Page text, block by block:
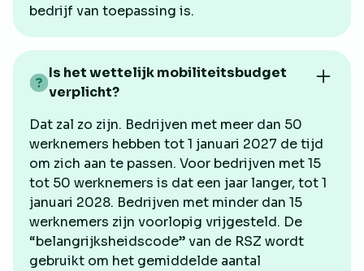
bedrijf van toepassing is.
Is het wettelijk mobiliteitsbudget
verplicht?
Dat zal zo zijn. Bedrijven met meer dan 50
werknemers hebben tot 1 januari 2027 de tijd
om zich aan te passen. Voor bedrijven met 15
tot 50 werknemers is dat een jaar langer, tot 1
januari 2028. Bedrijven met minder dan 15
werknemers zijn voorlopig vrijgesteld. De
“belangrijksheidscode” van de RSZ wordt
gebruikt om het gemiddelde aantal